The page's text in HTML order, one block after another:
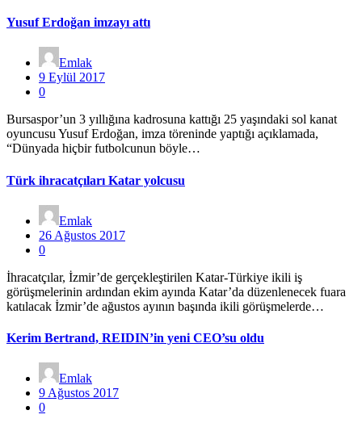
Yusuf Erdoğan imzayı attı
Emlak
9 Eylül 2017
0
Bursaspor’un 3 yıllığına kadrosuna kattığı 25 yaşındaki sol kanat
oyuncusu Yusuf Erdoğan, imza töreninde yaptığı açıklamada,
“Dünyada hiçbir futbolcunun böyle…
Türk ihracatçıları Katar yolcusu
Emlak
26 Ağustos 2017
0
İhracatçılar, İzmir’de gerçekleştirilen Katar-Türkiye ikili iş
görüşmelerinin ardından ekim ayında Katar’da düzenlenecek fuara
katılacak İzmir’de ağustos ayının başında ikili görüşmelerde…
Kerim Bertrand, REIDIN’in yeni CEO’su oldu
Emlak
9 Ağustos 2017
0